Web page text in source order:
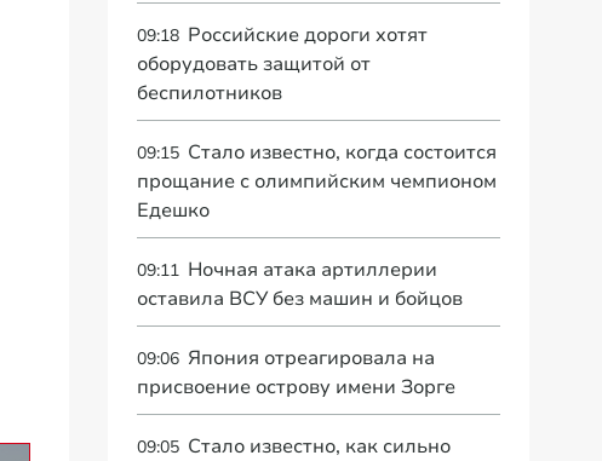
09:18 Российские дороги хотят
оборудовать защитой от
беспилотников
09:15 Стало известно, когда состоится
прощание с олимпийским чемпионом
Едешко
09:11 Ночная атака артиллерии
оставила ВСУ без машин и бойцов
09:06 Япония отреагировала на
присвоение острову имени Зорге
09:05 Стало известно, как сильно